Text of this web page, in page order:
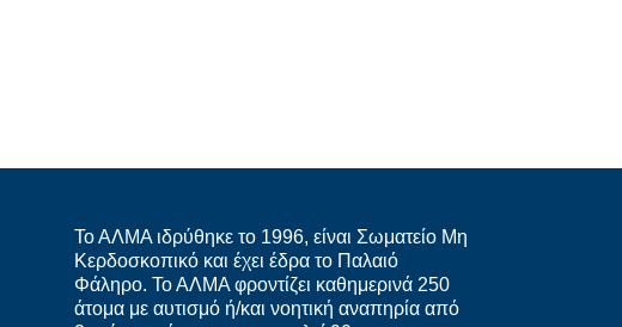
Το ΑΛΜΑ ιδρύθηκε το 1996, είναι Σωματείο Μη
Κερδοσκοπικό και έχει έδρα το Παλαιό
Φάληρο. Το ΑΛΜΑ φροντίζει καθημερινά 250
άτομα με αυτισμό ή/και νοητική αναπηρία από